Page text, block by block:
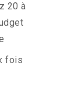
20 à
fois